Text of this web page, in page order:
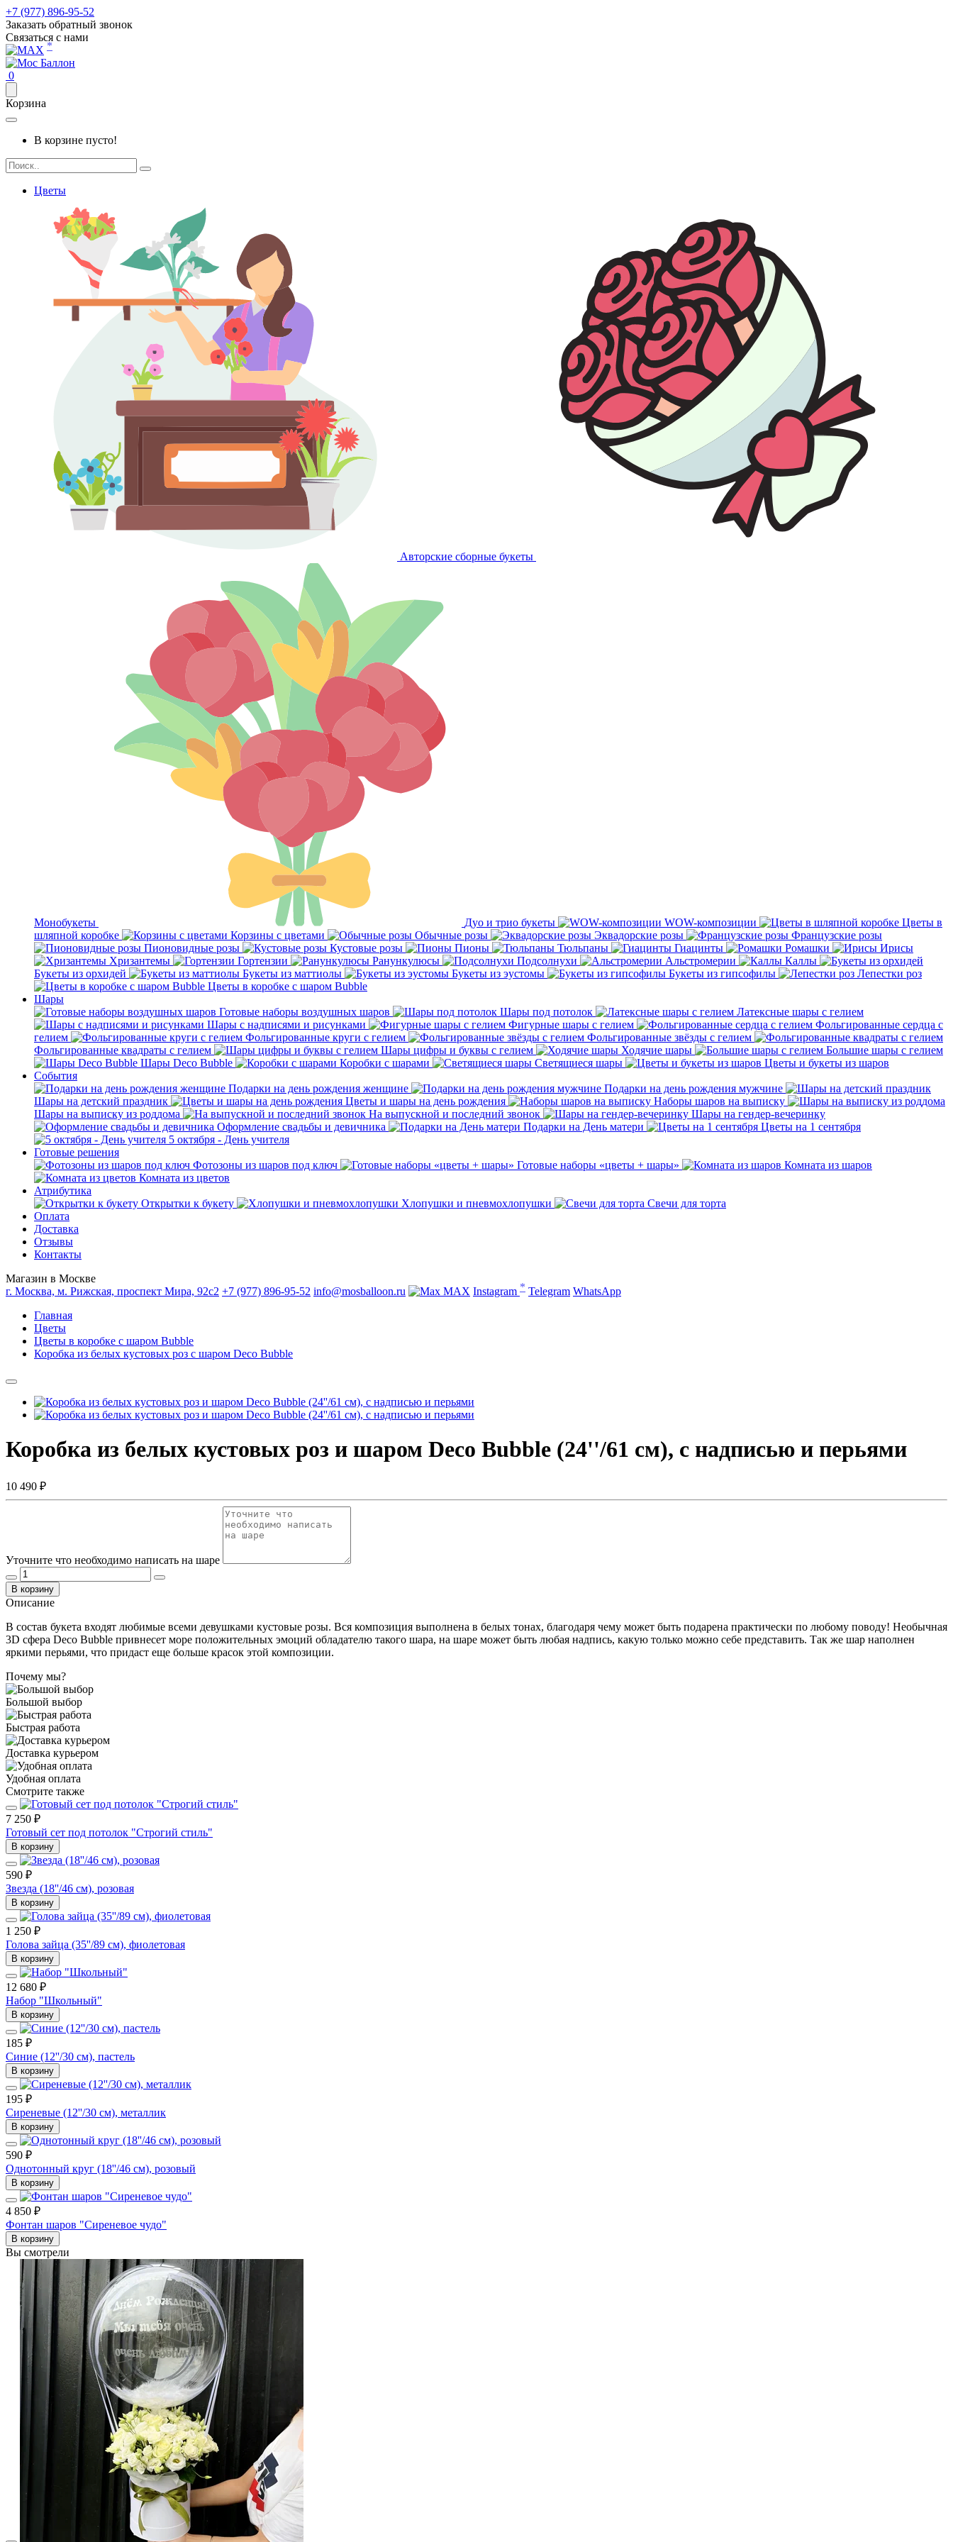
+7 (977) 896-95-52
Заказать обратный звонок
Связаться с нами
*
0
Корзина
В корзине пусто!
Цветы
Авторские сборные букеты
Монобукеты Дуо и трио букеты WOW-композиции
Цветы в
шляпной коробке
Корзины с цветами Обычные розы Эквадорские розы
Французские розы
Пионовидные розы
Кустовые розы Пионы Тюльпаны Гиацинты Ромашки
Ирисы
Хризантемы
Гортензии Ранункулюсы Подсолнухи Альстромерии
Каллы
Букеты из орхидей
Букеты из маттиолы Букеты из эустомы Букеты из гипсофилы
Лепестки роз
Цветы в коробке с шаром Bubble
Шары
Готовые наборы воздушных шаров
Шары под потолок
Латексные шары с гелием
Шары с надписями и рисунками
Фигурные шары с гелием
Фольгированные сердца с
гелием
Фольгированные круги с гелием
Фольгированные звёзды с гелием
Фольгированные квадраты с гелием
Шары цифры и буквы с гелием Ходячие шары
Большие шары с гелием
Шары Deco Bubble
Коробки с шарами Светящиеся шары
Цветы и букеты из шаров
События
Подарки на день рождения женщине
Подарки на день рождения мужчине
Шары на детский праздник
Цветы и шары на день рождения
Наборы шаров на выписку
Шары на выписку из роддома
На выпускной и последний звонок
Шары на гендер-вечеринку
Оформление свадьбы и девичника
Подарки на День матери
Цветы на 1 сентября
5 октября - День учителя
Готовые решения
Фотозоны из шаров под ключ
Готовые наборы «цветы + шары»
Комната из шаров
Комната из цветов
Атрибутика
Открытки к букету
Хлопушки и пневмохлопушки
Свечи для торта
Оплата
Доставка
Отзывы
Контакты
Магазин в Москве
г. Москва, м. Рижская, проспект Мира, 92с2 +7 (977) 896-95-52 info@mosballoon.ru MAX Instagram * Telegram WhatsApp
Главная
Цветы
Цветы в коробке с шаром Bubble
Коробка из белых кустовых роз с шаром Deco Bubble
Коробка из белых кустовых роз и шаром Deco Bubble (24''/61 см), с надписью и перьями
10 490 ₽
Уточните что необходимо написать на шаре
В корзину
Описание
В состав букета входят любимые всеми девушками кустовые розы. Вся композиция выполнена в белых тонах, благодаря чему может быть подарена практически по любому поводу! Необычная
3D сфера Deco Bubble привнесет море положительных эмоций обладателю такого шара, на шаре может быть любая надпись, какую только можно себе представить. Так же шар наполнен
яркими перьями, что придаст еще больше красок этой композиции.
Почему мы?
Большой выбор
Быстрая работа
Доставка курьером
Удобная оплата
Смотрите также
7 250 ₽
Готовый сет под потолок "Строгий стиль"
В корзину
590 ₽
Звезда (18''/46 см), розовая
В корзину
1 250 ₽
Голова зайца (35''/89 см), фиолетовая
В корзину
12 680 ₽
Набор "Школьный"
В корзину
185 ₽
Синие (12''/30 см), пастель
В корзину
195 ₽
Сиреневые (12''/30 см), металлик
В корзину
590 ₽
Однотонный круг (18''/46 см), розовый
В корзину
4 850 ₽
Фонтан шаров "Сиреневое чудо"
В корзину
Вы смотрели